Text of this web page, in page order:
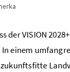
der VISION
In einem